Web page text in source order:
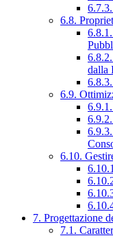
6.8.
dalla
6.9.
6.10.
7. Progettazione
7.1.